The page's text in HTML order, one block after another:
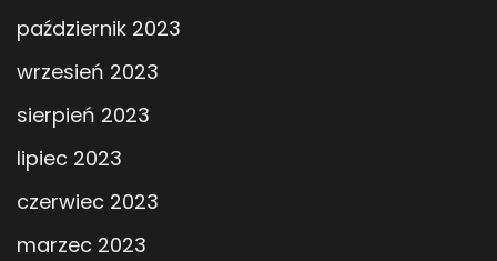
październik 2023
wrzesień 2023
sierpień 2023
lipiec 2023
czerwiec 2023
marzec 2023